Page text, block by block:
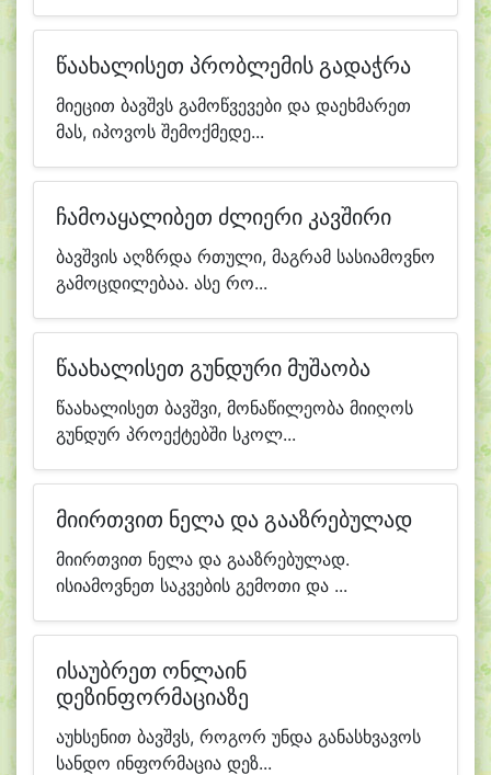
წაახალისეთ პრობლემის გადაჭრა
მიეცით ბავშვს გამოწვევები და დაეხმარეთ
მას, იპოვოს შემოქმედე...
ჩამოაყალიბეთ ძლიერი კავშირი
ბავშვის აღზრდა რთული, მაგრამ სასიამოვნო
გამოცდილებაა. ასე რო...
წაახალისეთ გუნდური მუშაობა
წაახალისეთ ბავშვი, მონაწილეობა მიიღოს
გუნდურ პროექტებში სკოლ...
მიირთვით ნელა და გააზრებულად
მიირთვით ნელა და გააზრებულად.
ისიამოვნეთ საკვების გემოთი და ...
ისაუბრეთ ონლაინ
დეზინფორმაციაზე
აუხსენით ბავშვს, როგორ უნდა განასხვავოს
სანდო ინფორმაცია დეზ...